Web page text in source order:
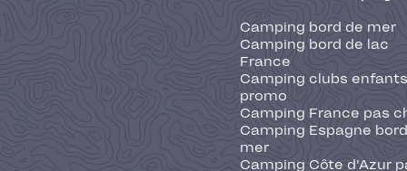
Camping bord de mer
Camping bord de lac
France
Camping clubs
promo
Camping France pas
Camping Espagne
mer
Camping Côte d'Azur